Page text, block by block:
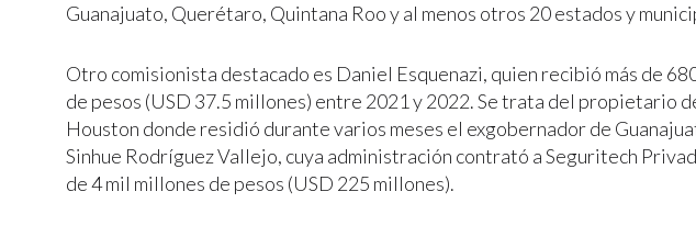
Guanajuato, Querétaro, Quintana Roo y al menos otros 20 estados y
Otro comisionista destacado es Daniel Esquenazi, quien recibió más de
de pesos (USD 37.5 millones) entre 2021 y 2022. Se trata del propietario
Houston donde residió durante varios meses el exgobernador de
Sinhue Rodríguez Vallejo, cuya administración contrató a Seguritech
de 4 mil millones de pesos (USD 225 millones).